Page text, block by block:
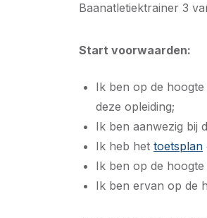
Baanatletiektrainer 3
Start voorwaarden:
Ik ben op de
deze opleiding;
Ik ben aanwezig bij
Ik heb het toetsplan
Ik ben op de
Ik ben ervan op de